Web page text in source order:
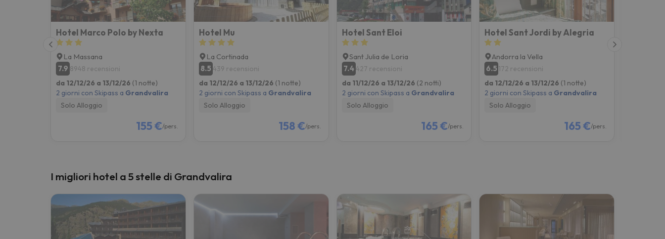
Hotel Marco Polo by Nexta
La Massana
7.9 8948 recensioni
da 12/12/26 a 13/12/26 (1 notte)
2 giorni con Skipass a Grandvalira
Solo Alloggio
155 €/pers.
Hotel Mu
La Cortinada
8.5 439 recensioni
da 12/12/26 a 13/12/26 (1 notte)
2 giorni con Skipass a Grandvalira
Solo Alloggio
158 €/pers.
Hotel Sant Eloi
Sant Julia de Loria
7.4427 recensioni
da 11/12/26 a 13/12/26 (2 notti)
2 giorni con Skipass a Grandvalira
Solo Alloggio
165 €/pers.
Hotel Sant Jordi by Alegria
Andorra la Vella
6.5 172 recensioni
da 12/12/26 a 13/12/26 (1 notte)
2 giorni con Skipass a Grandvalira
Solo Alloggio
165 €/pers.
I migliori hotel a 5 stelle di Grandvalira